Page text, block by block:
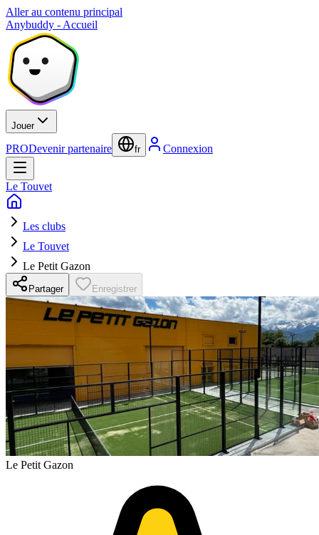
Aller au contenu principal
Anybuddy - Accueil
Jouer
PRODevenir partenaire fr Connexion
Le Touvet
Les clubs
Le Touvet
Le Petit Gazon
Partager Enregistrer
Le Petit Gazon